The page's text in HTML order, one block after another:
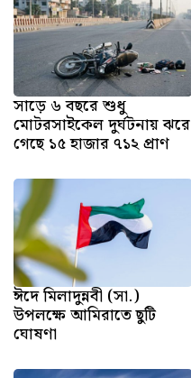
সাড়ে ৬ বছরে শুধু
মোটরসাইকেল দুর্ঘটনায় ঝরে
গেছে ১৫ হাজার ৭১২ প্রাণ
ঈদে মিলাদুন্নবী (সা.)
উপলক্ষে আমিরাতে ছুটি
ঘোষণা